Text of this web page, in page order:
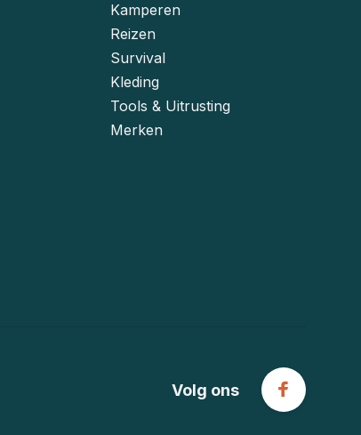
Kamperen
Reizen
Survival
Kleding
Tools & Uitrusting
Merken
Volg ons